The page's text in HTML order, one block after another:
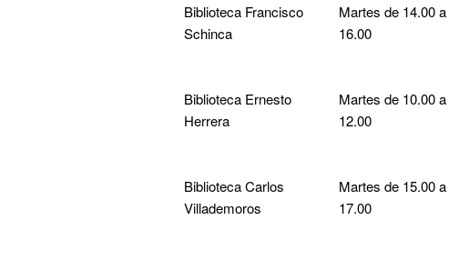
Biblioteca Francisco
Schinca
Martes de 14.00 a
16.00
Biblioteca Ernesto
Herrera
Martes de 10.00 a
12.00
Biblioteca Carlos
Villademoros
Martes de 15.00 a
17.00